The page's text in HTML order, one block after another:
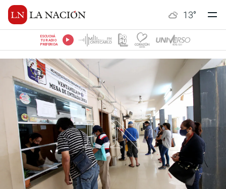
13°
ESCUCHÁ
TU RADIO
PREFERIDA